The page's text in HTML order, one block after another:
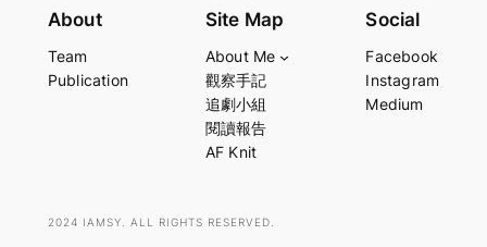
e
r
About
Team
Publication
Site Map
About Me
觀察手記
追劇小組
閱讀報告
AF Knit
Social
Facebook
Instagram
Medium
2024 IAMSY. ALL RIGHTS RESERVED.